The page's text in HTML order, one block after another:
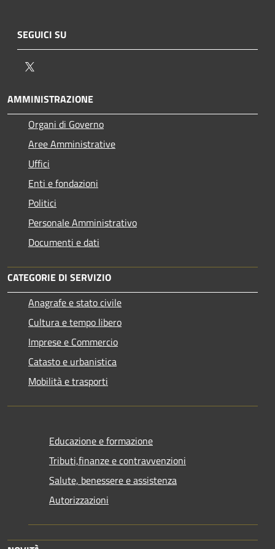
SEGUICI SU
AMMINISTRAZIONE
Organi di Governo
Aree Amministrative
Uffici
Enti e fondazioni
Politici
Personale Amministrativo
Documenti e dati
CATEGORIE DI SERVIZIO
Anagrafe e stato civile
Cultura e tempo libero
Imprese e Commercio
Catasto e urbanistica
Mobilità e trasporti
Educazione e formazione
Tributi,finanze e contravvenzioni
Salute, benessere e assistenza
Autorizzazioni